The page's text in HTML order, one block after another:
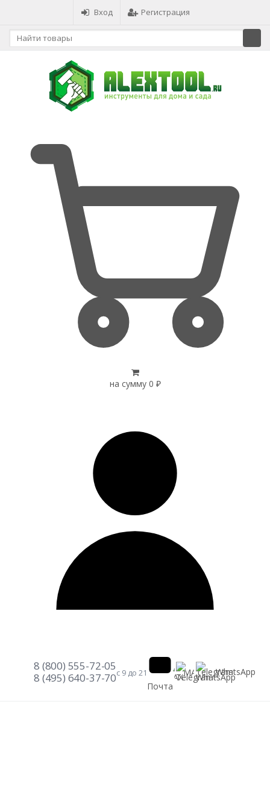
Вход Регистрация
на сумму 0 ₽
8 (800) 555-72-05
8 (495) 640-37-70с 9 до 21
Почта
MAXTelegramWhatsApp